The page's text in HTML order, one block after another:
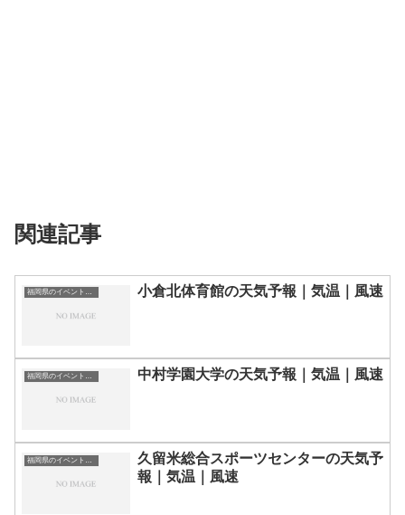
関連記事
福岡県のイベント会場一覧 小倉北体育館の天気予報｜気温｜風速
福岡県のイベント会場一覧 中村学園大学の天気予報｜気温｜風速
福岡県のイベント会場一覧
久留米総合スポーツセンターの天気予
報｜気温｜風速